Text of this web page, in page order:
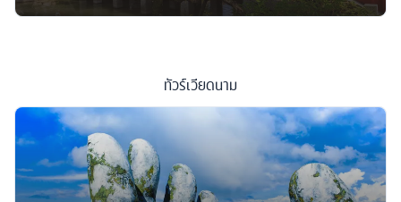
ทัวร์เวียดนาม